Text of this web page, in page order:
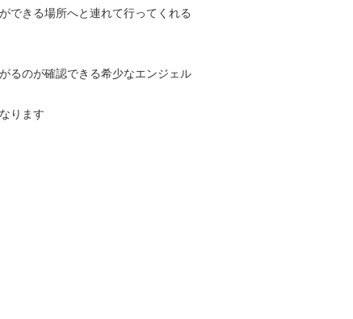
できる場所へと連れて行ってくれる
るのが確認できる希少なエンジェル
ります